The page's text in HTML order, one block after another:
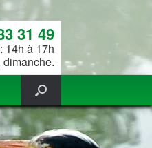
31 49
14h à 17h